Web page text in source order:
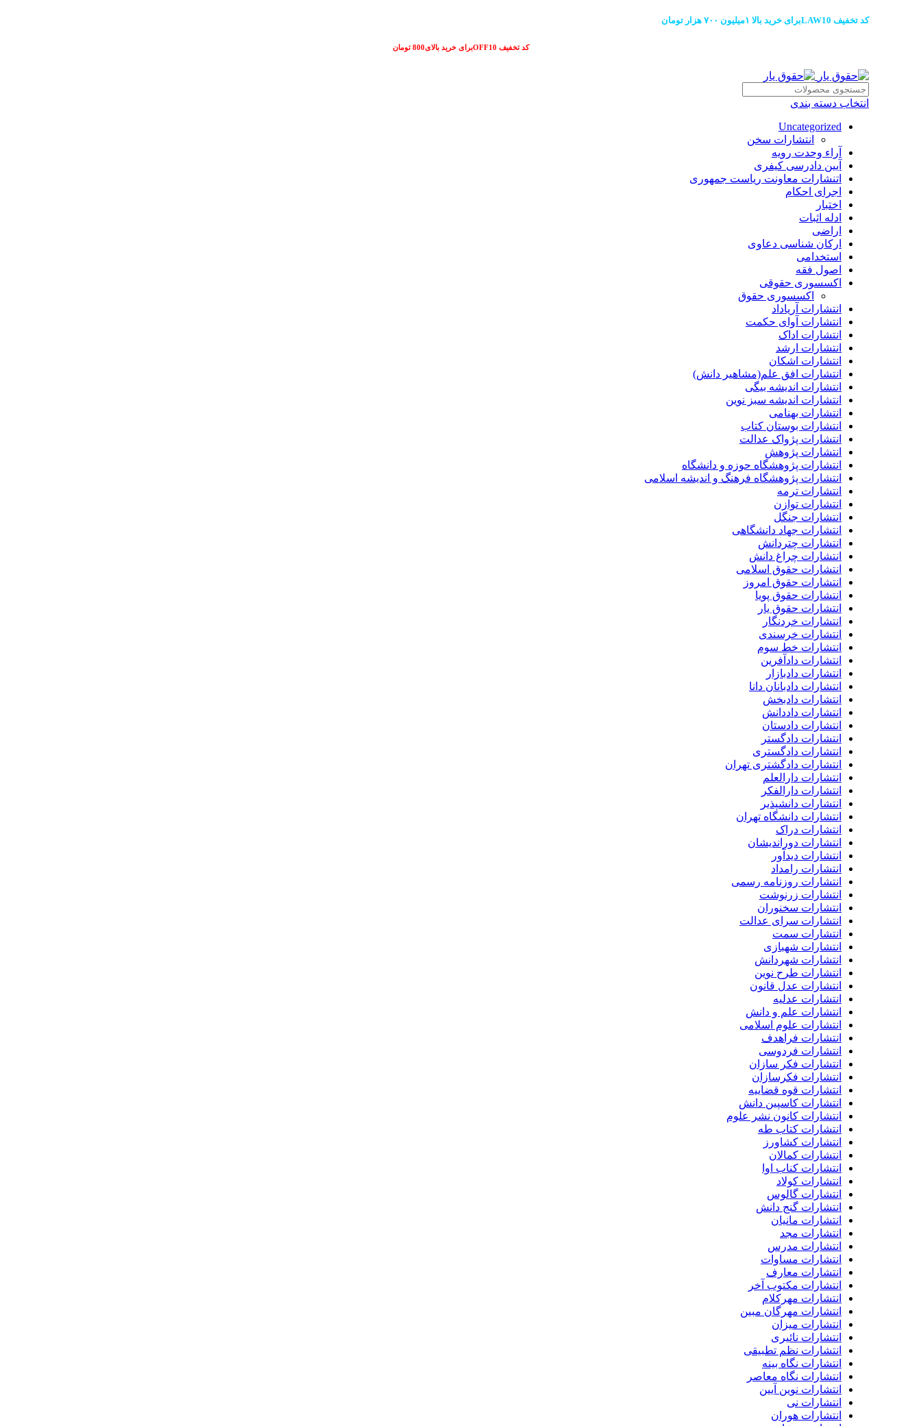
کد تخفیف LAW10برای خرید بالا ۱میلیون ۷۰۰ هزار تومان
کد تخفیف OFF10برای خرید بالای800 تومان
انتخاب دسته بندی
Uncategorized
انتشارات سخن
آراء وحدت رویه
آیین دادرسی کیفری
اتنشارات معاونت ریاست جمهوری
اجرای احکام
اختبار
ادله اثبات
اراضی
ارکان شناسی دعاوی
استخدامی
اصول فقه
اکسسوری حقوقی
اکسسوری حقوق
انتشارات آریاداد
انتشارات آوای حکمت
انتشارات اداک
انتشارات ارشد
انتشارات اشکان
انتشارات افق علم(مشاهیر دانش)
انتشارات اندیشه بیگی
انتشارات اندیشه سبز نوین
انتشارات بهنامی
انتشارات بوستان کتاب
انتشارات پژواک عدالت
انتشارات پژوهش
انتشارات پژوهشگاه حوزه و دانشگاه
انتشارات پژوهشگاه فرهنگ و اندیشه اسلامی
انتشارات ترمه
انتشارات توازن
انتشارات جنگل
انتشارات جهاد دانشگاهی
انتشارات چتردانش
انتشارات چراغ دانش
انتشارات حقوق اسلامی
انتشارات حقوق امروز
انتشارات حقوق پویا
انتشارات حقوق یار
انتشارات خردنگار
انتشارات خرسندی
انتشارات خط سوم
انتشارات دادآفرین
انتشارات دادبازار
انتشارات دادبانان دانا
انتشارات دادبخش
انتشارات داددانش
انتشارات دادستان
انتشارات دادگستر
انتشارات دادگستری
انتشارات دادگشتری تهران
انتشارات دارالعلم
انتشارات دارالفکر
انتشارات دانشپذیر
انتشارات دانشگاه تهران
انتشارات دراک
انتشارات دوراندیشان
انتشارات دیدآور
انتشارات رامداد
انتشارات روزنامه رسمی
انتشارات زرنوشت
انتشارات سخنوران
انتشارات سرای عدالت
انتشارات سمت
انتشارات شهبازی
انتشارات شهردانش
انتشارات طرح نوین
انتشارات عدل قانون
انتشارات عدلیه
انتشارات علم و دانش
انتشارات علوم اسلامی
انتشارات فراهدف
انتشارات فردوسی
انتشارات فکر سازان
انتشارات فکرسازان
انتشارات قوه قضاییه
انتشارات کاسپین دانش
انتشارات کانون نشر علوم
انتشارات کتاب طه
انتشارات کشاورز
انتشارات کمالان
انتشارات کناب اوا
انتشارات کولاد
انتشارات گالوس
انتشارات گنج دانش
انتشارات مانیان
انتشارات مجد
انتشارات مدرس
انتشارات مساوات
انتشارات معارف
انتشارات مکتوب آخر
انتشارات مهرکلام
انتشارات مهرگان مبین
انتشارات میزان
انتشارات نائیری
انتشارات نظم تطبیقی
انتشارات نگاه بینه
انتشارات نگاه معاصر
انتشارات نوین آیین
انتشارات نی
انتشارات هوران